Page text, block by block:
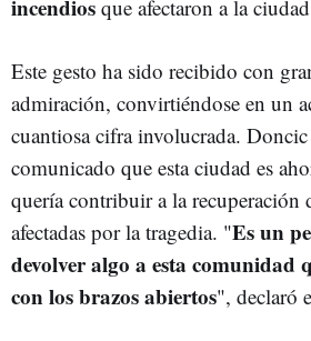
incendios que afectaron a la
Este gesto ha sido recibido con
admiración, convirtiéndose en un
cuantiosa cifra involucrada.
comunicado que esta ciudad es
quería contribuir a la recuperación
afectadas por la tragedia. "Es un
devolver algo a esta comunidad
con los brazos abiertos", declaró